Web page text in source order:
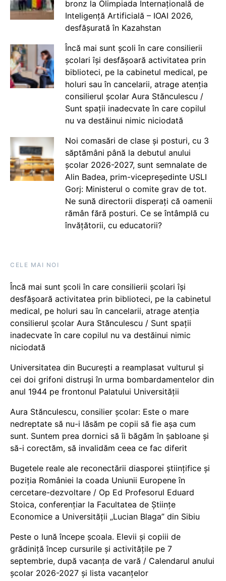
bronz la Olimpiada Internațională de
Inteligență Artificială – IOAI 2026,
desfășurată în Kazahstan
Încă mai sunt școli în care consilierii
școlari își desfășoară activitatea prin
biblioteci, pe la cabinetul medical, pe
holuri sau în cancelarii, atrage atenția
consilierul școlar Aura Stănculescu /
Sunt spații inadecvate în care copilul
nu va destăinui nimic niciodată
Noi comasări de clase și posturi, cu 3
săptămâni până la debutul anului
școlar 2026-2027, sunt semnalate de
Alin Badea, prim-vicepreședinte USLI
Gorj: Ministerul o comite grav de tot.
Ne sună directorii disperați că oamenii
rămân fără posturi. Ce se întâmplă cu
învățătorii, cu educatorii?
CELE MAI NOI
Încă mai sunt școli în care consilierii școlari își
desfășoară activitatea prin biblioteci, pe la cabinetul
medical, pe holuri sau în cancelarii, atrage atenția
consilierul școlar Aura Stănculescu / Sunt spații
inadecvate în care copilul nu va destăinui nimic
niciodată
Universitatea din București a reamplasat vulturul și
cei doi grifoni distruși în urma bombardamentelor din
anul 1944 pe frontonul Palatului Universității
Aura Stănculescu, consilier școlar: Este o mare
nedreptate să nu-i lăsăm pe copii să fie așa cum
sunt. Suntem prea dornici să îi băgăm în șabloane și
să-i corectăm, să invalidăm ceea ce fac diferit
Bugetele reale ale reconectării diasporei științifice și
poziția României la coada Uniunii Europene în
cercetare-dezvoltare / Op Ed Profesorul Eduard
Stoica, conferențiar la Facultatea de Științe
Economice a Universității „Lucian Blaga” din Sibiu
Peste o lună începe școala. Elevii și copiii de
grădiniță încep cursurile și activitățile pe 7
septembrie, după vacanța de vară / Calendarul anului
școlar 2026-2027 și lista vacanțelor